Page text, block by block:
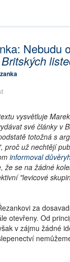
Nebudu
Britských
vysvětluje
své články v
totožná s
proč už nechtějí
informoval
že se na žádné
"levicové
za
otevřeny. Od
v zájmu žádné